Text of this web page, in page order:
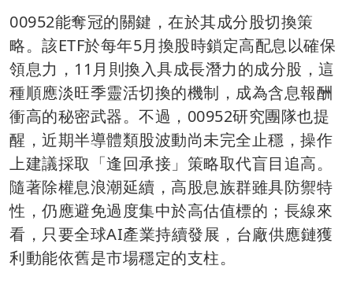
00952能奪冠的關鍵，在於其成分股切換策
略。該ETF於每年5月換股時鎖定高配息以確保
領息力，11月則換入具成長潛力的成分股，這
種順應淡旺季靈活切換的機制，成為含息報酬
衝高的秘密武器。不過，00952研究團隊也提
醒，近期半導體類股波動尚未完全止穩，操作
上建議採取「逢回承接」策略取代盲目追高。
隨著除權息浪潮延續，高股息族群雖具防禦特
性，仍應避免過度集中於高估值標的；長線來
看，只要全球AI產業持續發展，台廠供應鏈獲
利動能依舊是市場穩定的支柱。